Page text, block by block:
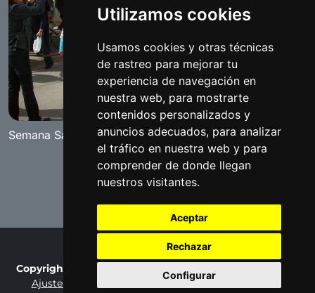
Utilizamos cookies
Usamos cookies y otras técnicas
de rastreo para mejorar tu
experiencia de navegación en
nuestra web, para mostrarte
contenidos personalizados y
anuncios adecuados, para analizar
el tráfico en nuestra web y para
comprender de donde llegan
nuestros visitantes.
Aceptar
Rechazar
Configurar
Semana Santa Chica
Copyright © 2007-2026 Fotobenamejí / Made by
Ajustes de cookies
Privacy Policy